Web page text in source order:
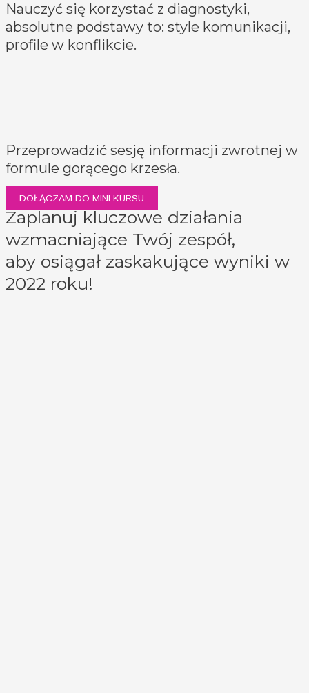
Nauczyć się korzystać z diagnostyki,
absolutne podstawy to: style komunikacji,
profile w konflikcie.
Przeprowadzić sesję informacji zwrotnej w
formule gorącego krzesła.
DOŁĄCZAM DO MINI KURSU
Zaplanuj kluczowe działania
wzmacniające Twój zespół,
aby osiągał zaskakujące wyniki w
2022 roku!